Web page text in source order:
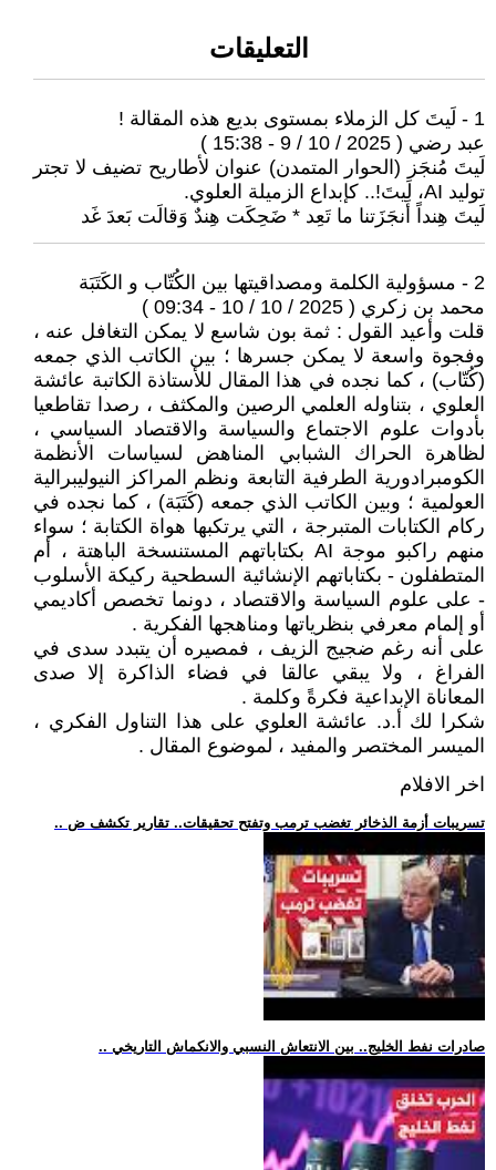
التعليقات
1 - لَيتَ كل الزملاء بمستوى بديع هذه المقالة !
عبد رضي ( 2025 / 10 / 9 - 15:38 )
لَيتَ مُنجَز (الحوار المتمدن) عنوان لأطاريح تضيف لا تجتر
توليد AI، لَيتَ!.. كإبداع الزميلة العلوي.
لَيتَ هِنداً أَنجَزَتنا ما تَعِد * ضَحِكَت هِندٌ وَقالَت بَعدَ غَد
2 - مسؤولية الكلمة ومصداقيتها بين الكُتّاب و الكَتَبَة
محمد بن زكري ( 2025 / 10 / 10 - 09:34 )
قلت وأعيد القول : ثمة بون شاسع لا يمكن التغافل عنه ،
وفجوة واسعة لا يمكن جسرها ؛ بين الكاتب الذي جمعه
(كُتّاب) ، كما نجده في هذا المقال للأستاذة الكاتبة عائشة
العلوي ، بتناوله العلمي الرصين والمكثف ، رصدا تقاطعيا
بأدوات علوم الاجتماع والسياسة والاقتصاد السياسي ،
لظاهرة الحراك الشبابي المناهض لسياسات الأنظمة
الكومبرادورية الطرفية التابعة ونظم المراكز النيوليبرالية
العولمية ؛ وبين الكاتب الذي جمعه (كَتَبَة) ، كما نجده في
ركام الكتابات المتبرجة ، التي يرتكبها هواة الكتابة ؛ سواء
منهم راكبو موجة AI بكتاباتهم المستنسخة الباهتة ، أم
المتطفلون - بكتاباتهم الإنشائية السطحية ركيكة الأسلوب
- على علوم السياسة والاقتصاد ، دونما تخصص أكاديمي
أو إلمام معرفي بنظرياتها ومناهجها الفكرية .
على أنه رغم ضجيج الزيف ، فمصيره أن يتبدد سدى في
الفراغ ، ولا يبقي عالقا في فضاء الذاكرة إلا صدى
المعاناة الإبداعية فكرةً وكلمة .
شكرا لك أ.د. عائشة العلوي على هذا التناول الفكري ،
الميسر المختصر والمفيد ، لموضوع المقال .
اخر الافلام
.. تسريبات أزمة الذخائر تغضب ترمب وتفتح تحقيقات.. تقارير تكشف ض
.. صادرات نفط الخليج.. بين الانتعاش النسبي والانكماش التاريخي